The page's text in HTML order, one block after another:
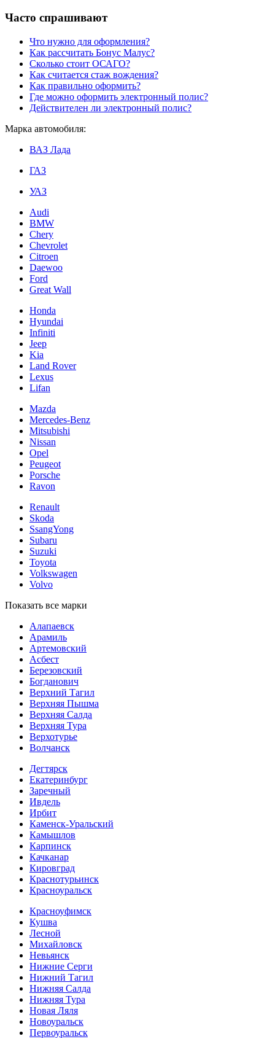
Часто спрашивают
Что нужно для оформления?
Как рассчитать Бонус Малус?
Сколько стоит ОСАГО?
Как считается стаж вождения?
Как правильно оформить?
Где можно оформить электронный полис?
Действителен ли электронный полис?
Марка автомобиля:
ВАЗ Лада
ГАЗ
УАЗ
Audi
BMW
Chery
Chevrolet
Citroen
Daewoo
Ford
Great Wall
Honda
Hyundai
Infiniti
Jeep
Kia
Land Rover
Lexus
Lifan
Mazda
Mercedes-Benz
Mitsubishi
Nissan
Opel
Peugeot
Porsche
Ravon
Renault
Skoda
SsangYong
Subaru
Suzuki
Toyota
Volkswagen
Volvo
Показать все марки
Алапаевск
Арамиль
Артемовский
Асбест
Березовский
Богданович
Верхний Тагил
Верхняя Пышма
Верхняя Салда
Верхняя Тура
Верхотурье
Волчанск
Дегтярск
Екатеринбург
Заречный
Ивдель
Ирбит
Каменск-Уральский
Камышлов
Карпинск
Качканар
Кировград
Краснотурьинск
Красноуральск
Красноуфимск
Кушва
Лесной
Михайловск
Невьянск
Нижние Серги
Нижний Тагил
Нижняя Салда
Нижняя Тура
Новая Ляля
Новоуральск
Первоуральск